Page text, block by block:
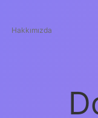
Hakkımızda